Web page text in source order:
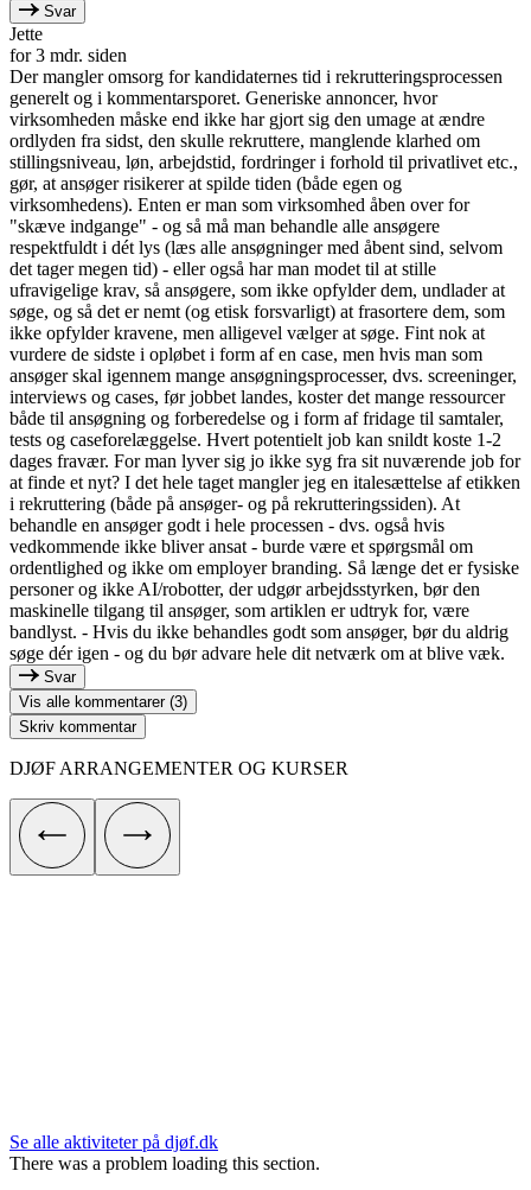
Svar
Jette
for 3 mdr. siden
Der mangler omsorg for kandidaternes tid i rekrutteringsprocessen
generelt og i kommentarsporet. Generiske annoncer, hvor
virksomheden måske end ikke har gjort sig den umage at ændre
ordlyden fra sidst, den skulle rekruttere, manglende klarhed om
stillingsniveau, løn, arbejdstid, fordringer i forhold til privatlivet etc.,
gør, at ansøger risikerer at spilde tiden (både egen og
virksomhedens). Enten er man som virksomhed åben over for
"skæve indgange" - og så må man behandle alle ansøgere
respektfuldt i dét lys (læs alle ansøgninger med åbent sind, selvom
det tager megen tid) - eller også har man modet til at stille
ufravigelige krav, så ansøgere, som ikke opfylder dem, undlader at
søge, og så det er nemt (og etisk forsvarligt) at frasortere dem, som
ikke opfylder kravene, men alligevel vælger at søge. Fint nok at
vurdere de sidste i opløbet i form af en case, men hvis man som
ansøger skal igennem mange ansøgningsprocesser, dvs. screeninger,
interviews og cases, før jobbet landes, koster det mange ressourcer
både til ansøgning og forberedelse og i form af fridage til samtaler,
tests og caseforelæggelse. Hvert potentielt job kan snildt koste 1-2
dages fravær. For man lyver sig jo ikke syg fra sit nuværende job for
at finde et nyt? I det hele taget mangler jeg en italesættelse af etikken
i rekruttering (både på ansøger- og på rekrutteringssiden). At
behandle en ansøger godt i hele processen - dvs. også hvis
vedkommende ikke bliver ansat - burde være et spørgsmål om
ordentlighed og ikke om employer branding. Så længe det er fysiske
personer og ikke AI/robotter, der udgør arbejdsstyrken, bør den
maskinelle tilgang til ansøger, som artiklen er udtryk for, være
bandlyst. - Hvis du ikke behandles godt som ansøger, bør du aldrig
søge dér igen - og du bør advare hele dit netværk om at blive væk.
Svar
Vis alle kommentarer (3)
Skriv kommentar
DJØF ARRANGEMENTER OG KURSER
Se alle aktiviteter på djøf.dk
There was a problem loading this section.